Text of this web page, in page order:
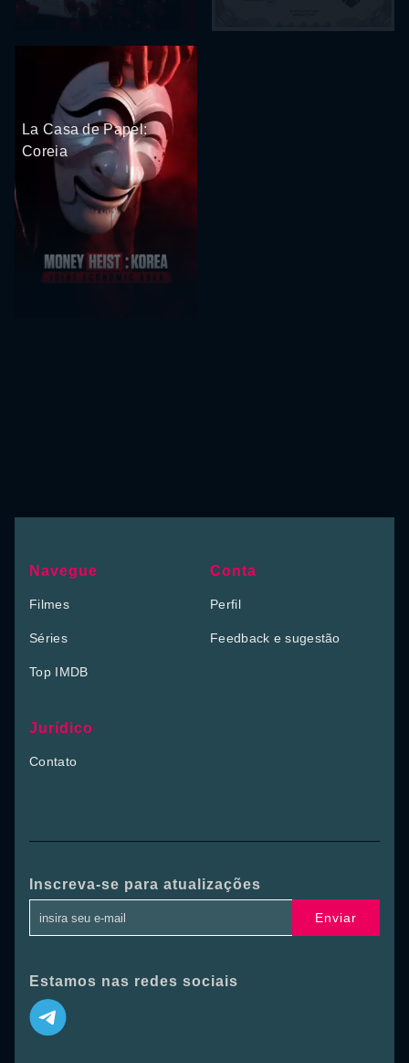
La Casa de Papel:
Coreia
Navegue
Filmes
Séries
Top IMDB
Conta
Perfil
Feedback e sugestão
Jurídico
Contato
Inscreva-se para atualizações
Enviar
Estamos nas redes sociais